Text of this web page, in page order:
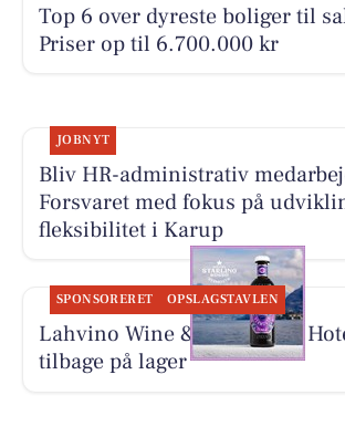
Top 6 over dyreste boliger til
Priser op til 6.700.000 kr
JOBNYT
Bliv HR-administrativ
Forsvaret med fokus på
fleksibilitet i Karup
SPONSORERET OPSLAGSTAVLEN
Lahvino Wine & Spirits har
tilbage på lager